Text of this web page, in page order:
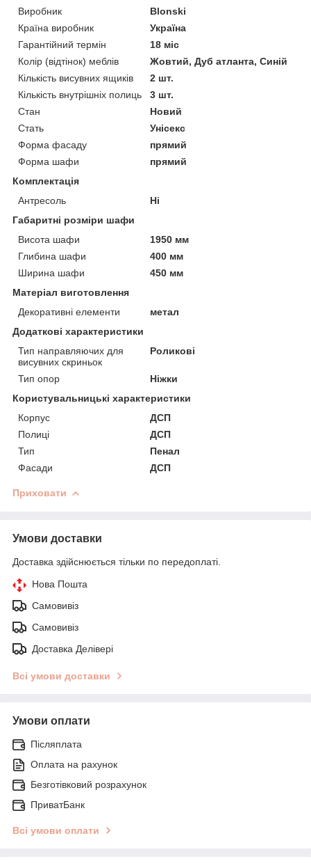
Виробник
Blonski
Країна виробник
Україна
Гарантійний термін
18 міс
Колір (відтінок) меблів
Жовтий, Дуб атланта, Синій
Кількість висувних ящиків
2 шт.
Кількість внутрішніх полиць
3 шт.
Стан
Новий
Стать
Унісекс
Форма фасаду
прямий
Форма шафи
прямий
Комплектація
Антресоль
Ні
Габаритні розміри шафи
Висота шафи
1950 мм
Глибина шафи
400 мм
Ширина шафи
450 мм
Матеріал виготовлення
Декоративні елементи
метал
Додаткові характеристики
Тип направляючих для
висувних скриньок
Роликові
Тип опор
Ніжки
Користувальницькі характеристики
Корпус
ДСП
Полиці
ДСП
Тип
Пенал
Фасади
ДСП
Приховати
Умови доставки
Доставка здійснюється тільки по передоплаті.
Нова Пошта
Самовивіз
Самовивіз
Доставка Делівері
Всі умови доставки
Умови оплати
Післяплата
Оплата на рахунок
Безготівковий розрахунок
ПриватБанк
Всі умови оплати